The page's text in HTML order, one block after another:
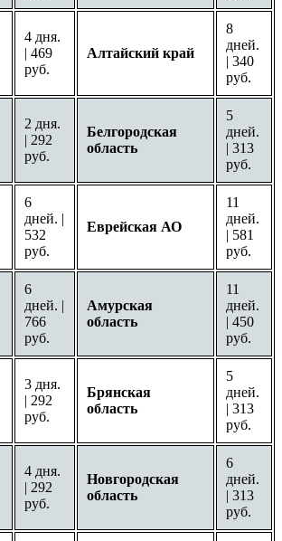
4 дня.
| 469
руб.
Алтайский край
8
дней.
| 340
руб.
2 дня.
| 292
руб.
Белгородская
область
5
дней.
| 313
руб.
6
дней. |
532
руб.
Еврейская АО
11
дней.
| 581
руб.
6
дней. |
766
руб.
Амурская
область
11
дней.
| 450
руб.
3 дня.
| 292
руб.
Брянская
область
5
дней.
| 313
руб.
4 дня.
| 292
руб.
Новгородская
область
6
дней.
| 313
руб.